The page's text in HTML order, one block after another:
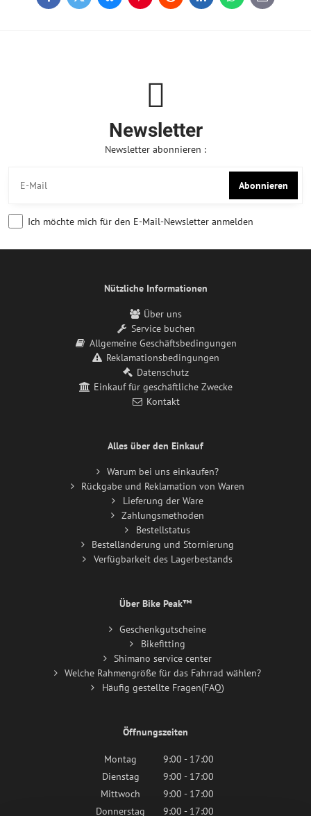
mail
Newsletter
Newsletter abonnieren :
Abonnieren
Ich möchte mich für den E-Mail-Newsletter anmelden
Nützliche Informationen
Über uns
Service buchen
Allgemeine Geschäftsbedingungen
Reklamationsbedingungen
Datenschutz
Einkauf für geschäftliche Zwecke
Kontakt
Alles über den Einkauf
Warum bei uns einkaufen?
Rückgabe und Reklamation von Waren
Lieferung der Ware
Zahlungsmethoden
Bestellstatus
Bestelländerung und Stornierung
Verfügbarkeit des Lagerbestands
Über Bike Peak™
Geschenkgutscheine
Bikefitting
Shimano service center
Welche Rahmengröße für das Fahrrad wählen?
Häufig gestellte Fragen(FAQ)
Öffnungszeiten
Montag
9:00 - 17:00
Dienstag
9:00 - 17:00
Mittwoch
9:00 - 17:00
Donnerstag
9:00 - 17:00